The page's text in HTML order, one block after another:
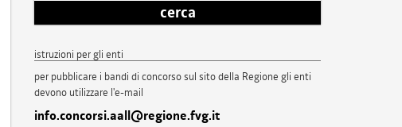
cerca
istruzioni per gli enti
per pubblicare i bandi di concorso sul sito della Regione gli enti
devono utilizzare l'e-mail
info.concorsi.aall@regione.fvg.it